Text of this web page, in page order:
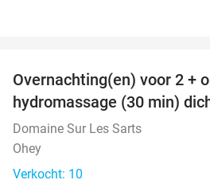
Overnachting(en) voor 2 +
hydromassage (30 min)
Domaine Sur Les Sarts
Ohey
Verkocht: 10